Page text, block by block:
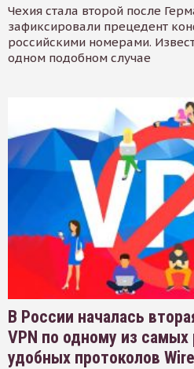
Чехия стала второй после
зафиксировали прецедент
российскими номерами.
одном подобном случае
В России началась
VPN по одному из
удобных протоколов